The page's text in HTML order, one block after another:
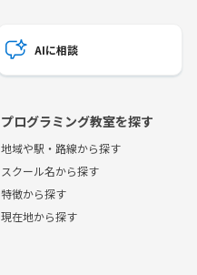
AIに相談
プログラミング教室を探す
地域や駅・路線から探す
スクール名から探す
特徴から探す
現在地から探す